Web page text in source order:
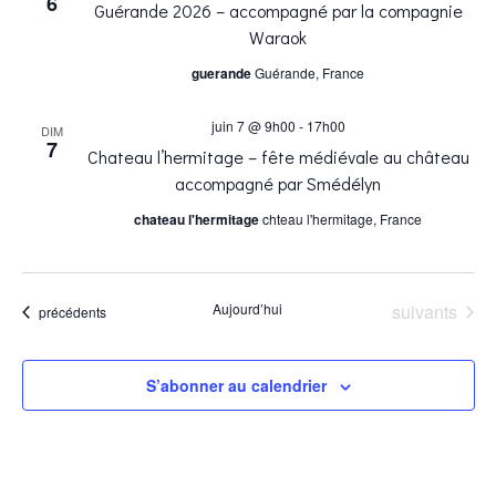
a
i
o
n
i
a
o
n
d
Guérande 2026 – accompagné par la compagnie
Waraok
guerandeGuérande, France
DIM
7
Chateau l’hermitage – fête médiévale au château
accompagné par Smédélyn
juin 7 @ 9h00 - 17h00
chateau l'hermitagechteau l'hermitage, France
Évènements
précédents Aujourd’hui Évènements
suivants
S’abonner au calendrier